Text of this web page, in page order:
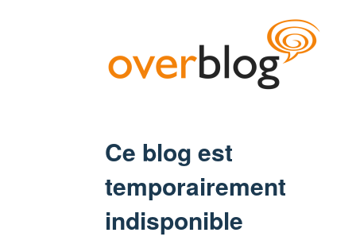
Ce blog est
temporairement
indisponible